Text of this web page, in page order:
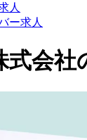
人
ー求人
式会社